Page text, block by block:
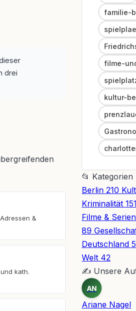
drei
&
kath.
familie-
filme-
kultur-
📂 Kategorien
Berlin 210
Kriminalität 151
Filme & Serien
89
Deutschland
Welt 42
✍ Unsere
AN
Ariane Nagel